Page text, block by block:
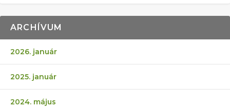
ARCHÍVUM
2026. január
2025. január
2024. május